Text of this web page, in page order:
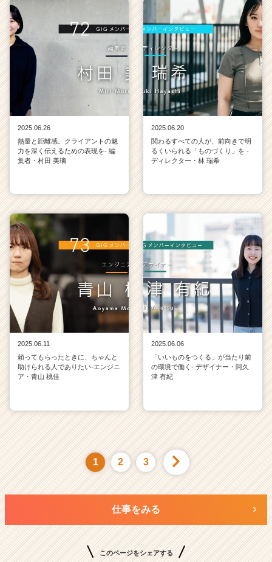
2025.06.26
熱量と距離感。クライアントの魅
力を深く伝えるための表現を- 編
集者・村田 美璃
2025.06.20
関わるすべての人が、前向きで明
るくいられる「ものづくり」を -
ディレクター・林 瑞希
2025.06.11
頼ってもらったときに、ちゃんと
助けられる人でありたい-エンジニ
ア・青山 桃佳
2025.06.06
「いいものをつくる」が当たり前
の環境で働く- デザイナー・阿久
津 有紀
1 2 3
仕事をみる
このページをシェアする